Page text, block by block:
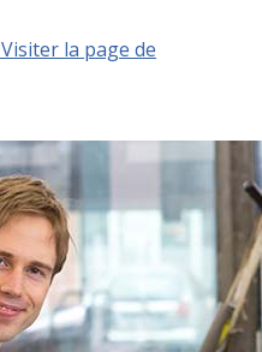
Visiter la page de